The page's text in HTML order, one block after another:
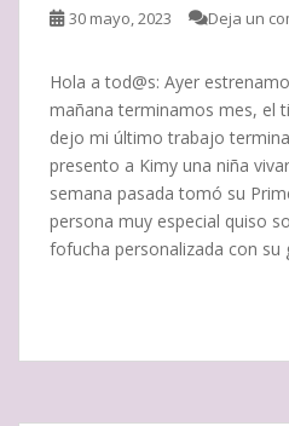
30 mayo, 2023 Deja un
Hola a tod@s: Ayer
mañana terminamos mes, el
dejo mi último trabajo
presento a Kimy una niña
semana pasada tomó su
persona muy especial quiso
fofucha personalizada con su